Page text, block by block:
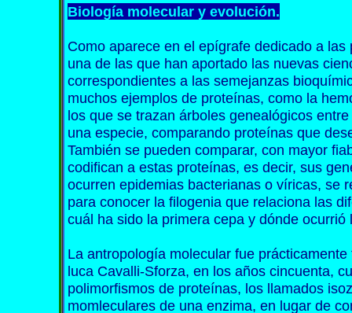
Biología molecular y evolución.
Como aparece en el epígrafe dedicado a
una de las que han aportado las nuevas
correspondientes a las semejanzas
muchos ejemplos de proteínas, como la
los que se trazan árboles genealógicos
una especie, comparando proteínas que
También se pueden comparar, con mayor
codifican a estas proteínas, es decir, sus
ocurren epidemias bacterianas o víricas, se
para conocer la filogenia que relaciona las
cuál ha sido la primera cepa y dónde ocurrió
La antropología molecular fue
luca Cavalli-Sforza, en los años cincuenta,
polimorfismos de proteínas, los llamados
momleculares de una enzima, en lugar de